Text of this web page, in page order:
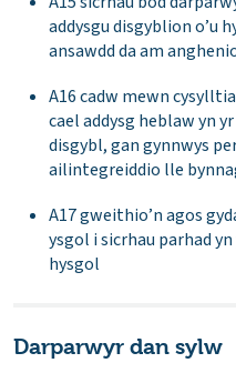
addysgu disgyblion o’u
ansawdd da am
A16 cadw mewn
cael addysg heblaw yn
disgybl, gan gynnwys
ailintegreiddio lle
A17 gweithio’n agos
ysgol i sicrhau parhad
hysgol
Darparwyr dan sylw